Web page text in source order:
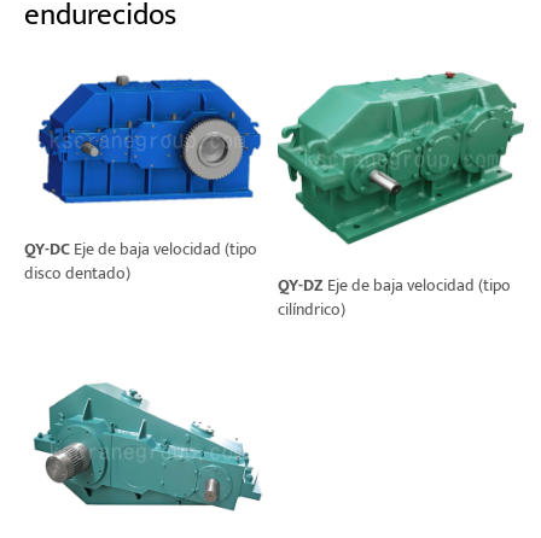
endurecidos
QY-DCEje de baja velocidad (tipo
disco dentado)
QY-DZ Eje de baja velocidad (tipo
cilíndrico)